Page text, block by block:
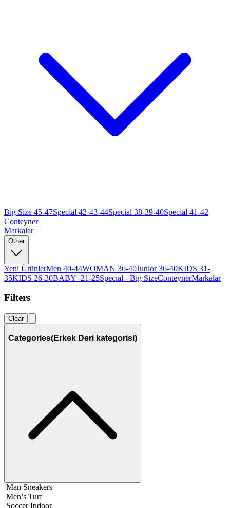
Big Size 45-47Special 42-43-44Special 38-39-40Special 41-42
Conteyner
Markalar
Other
Yeni ÜrünlerMen 40-44WOMAN 36-40Junior 36-40KIDS 31-
35KIDS 26-30BABY -21-25Special - Big SizeConteynerMarkalar
Filters
Clear
Categories(Erkek Deri kategorisi)
Man Sneakers
Men’s Turf
Soccer Indoor